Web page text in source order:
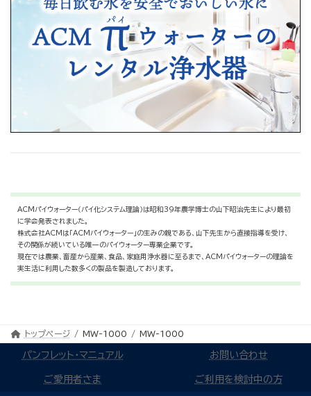
ACMパイウォーター（パイ化システム理論）は昭和39年農学博士の山下昭治先生により最初
に学会発表されました。
株式会社ACMは「ACMパイウォーター」の生みの親である、山下先生から直接指導を受け、
その関係が続いている唯一のパイウォーター専業企業です。
現在では農業、畜産から産業、食品、家庭用浄水器に至るまで、ACMパイウォーターの理論を
実生活に利用した数多くの製品を製造しております。
トップページ MW-1000 MW-1000
パンフレット・マニュアル お問い合わせ
ご愛用者さま ご利用を検討中の方